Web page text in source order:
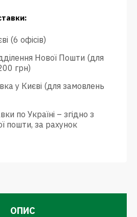
(6 офісів)
Нової Пошти (для
грн)
у Києві (для замовлень
по Україні – згідно з
пошти, за рахунок
ОПИС